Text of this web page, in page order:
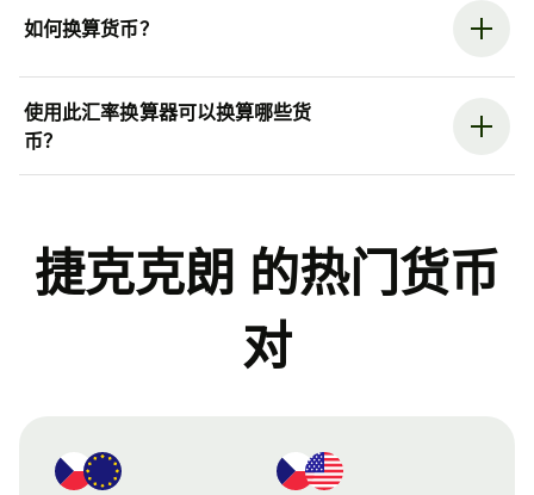
如何换算货币？
使用此汇率换算器可以换算哪些货
币？
捷克克朗 的热门货币
对